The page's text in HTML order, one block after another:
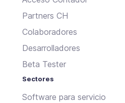
Partners CH
Colaboradores
Desarrolladores
Beta Tester
Sectores
Software para servicio